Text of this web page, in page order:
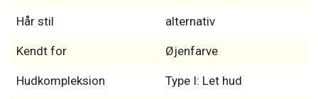
Hår stil alternativ
Kendt for Øjenfarve
Hudkompleksion Type I: Let hud